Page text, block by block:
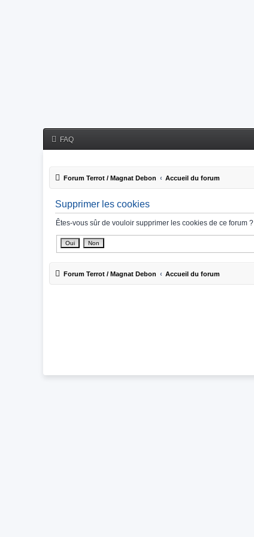
FAQ
Forum Terrot / Magnat Debon Accueil du forum
Supprimer les cookies
Êtes-vous sûr de vouloir supprimer les cookies de ce forum ?
Forum Terrot / Magnat Debon Accueil du forum